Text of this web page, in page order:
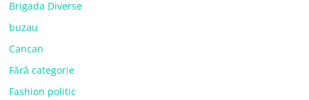
Brigada Diverse
buzau
Cancan
Fără categorie
Fashion politic